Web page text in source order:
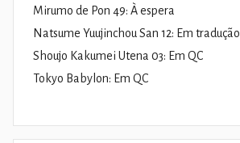
Mirumo de Pon 49: À espera
Natsume Yuujinchou San 12: Em tradução
Shoujo Kakumei Utena 03: Em QC
Tokyo Babylon: Em QC